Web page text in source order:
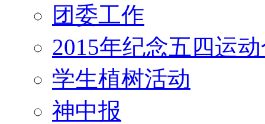
团委工作
2015年纪念五四运
学生植树活动
神中报